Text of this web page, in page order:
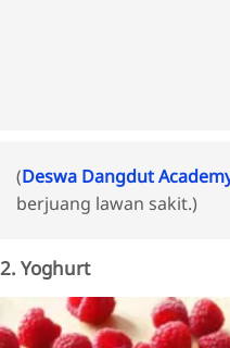
(Deswa Dangdut
berjuang lawan sakit.)
2. Yoghurt